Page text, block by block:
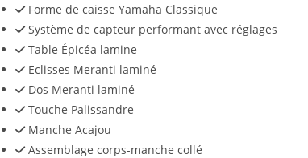
Forme de caisse Yamaha Classique
Système de capteur performant avec réglages
Table Épicéa lamine
Eclisses Meranti laminé
Dos Meranti laminé
Touche Palissandre
Manche Acajou
Assemblage corps-manche collé